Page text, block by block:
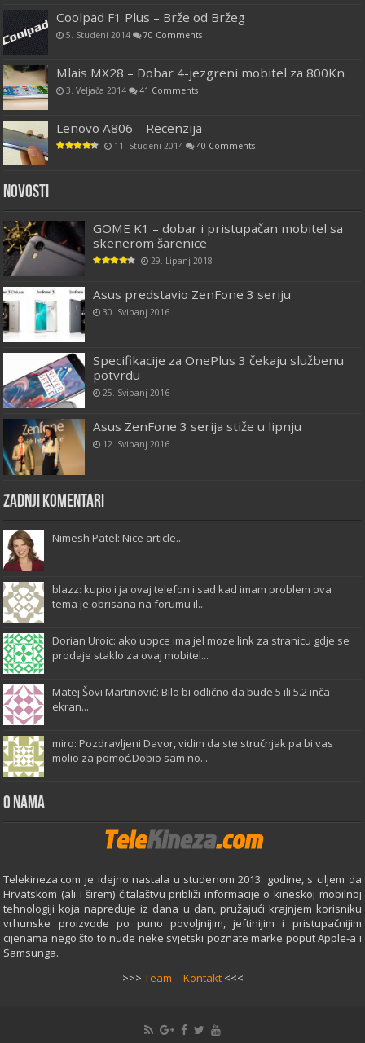
Coolpad F1 Plus – Brže od Bržeg
5. Studeni 2014 70 Comments
Mlais MX28 – Dobar 4-jezgreni mobitel za 800Kn
3. Veljača 2014 41 Comments
Lenovo A806 – Recenzija
11. Studeni 2014 40 Comments
Novosti
GOME K1 – dobar i pristupačan mobitel sa
skenerom šarenice
29. Lipanj 2018
Asus predstavio ZenFone 3 seriju
30. Svibanj 2016
Specifikacije za OnePlus 3 čekaju službenu
potvrdu
25. Svibanj 2016
Asus ZenFone 3 serija stiže u lipnju
12. Svibanj 2016
Zadnji komentari
Nimesh Patel: Nice article...
blazz: kupio i ja ovaj telefon i sad kad imam problem ova
tema je obrisana na forumu il...
Dorian Uroic: ako uopce ima jel moze link za stranicu gdje se
prodaje staklo za ovaj mobitel...
Matej Šovi Martinović: Bilo bi odlično da bude 5 ili 5.2 inča
ekran...
miro: Pozdravljeni Davor, vidim da ste stručnjak pa bi vas
molio za pomoć.Dobio sam no...
O Nama
Telekineza.com je idejno nastala u studenom 2013. godine, s ciljem da
Hrvatskom (ali i širem) čitalaštvu približi informacije o kineskoj mobilnoj
tehnologiji koja napreduje iz dana u dan, pružajući krajnjem korisniku
vrhunske proizvode po puno povoljnijim, jeftinijim i pristupačnijim
cijenama nego što to nude neke svjetski poznate marke poput Apple-a i
Samsunga.
>>> Team --Kontakt<<<